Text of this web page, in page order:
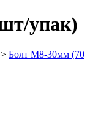
упак)
> Болт М8-30мм (70